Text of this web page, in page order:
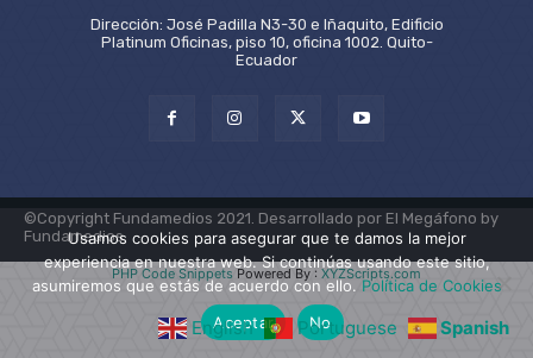
Dirección: José Padilla N3-30 e Iñaquito, Edificio
Platinum Oficinas, piso 10, oficina 1002. Quito-
Ecuador
©Copyright Fundamedios 2021. Desarrollado por El Megáfono by
Fundamedios.
English Portuguese Spanish
PHP Code Snippets Powered By :XYZScripts.com
Usamos cookies para asegurar que te damos la mejor
experiencia en nuestra web. Si continúas usando este sitio,
asumiremos que estás de acuerdo con ello. Política de Cookies
Aceptar
No